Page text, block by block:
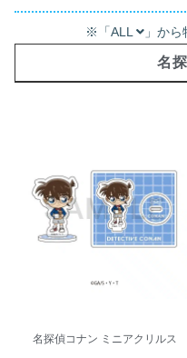
※「ALL 」か
名
名探偵コナン ミニアクリルスタ
ンド サウナ (江戸川 コナン)【再
販】 2026年12月上旬発売
名探偵コナン ミニアクリルス